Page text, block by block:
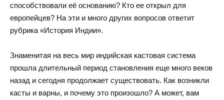
способствовали её основанию? Кто ее открыл для
европейцев? На эти и много других вопросов ответит
рубрика «История Индии».
Знаменитая на весь мир индийская кастовая система
прошла длительный период становления еще много веков
назад и сегодня продолжает существовать. Как возникли
касты и варны, и почему это произошло? А может, вам